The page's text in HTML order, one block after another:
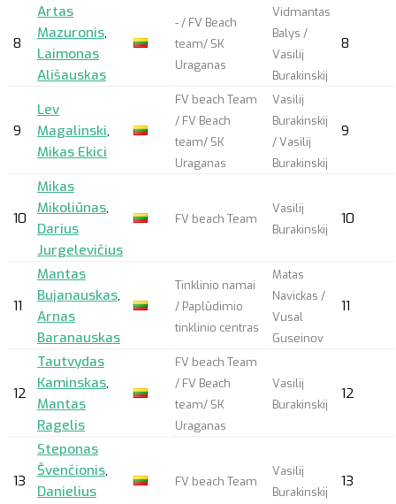
8
Artas
Mazuronis,
Laimonas
Ališauskas
- / FV Beach
team/ SK
Uraganas
Vidmantas
Balys /
Vasilij
Burakinskij
8
9
Lev
Magalinski,
Mikas Ekici
FV beach Team
/ FV Beach
team/ SK
Uraganas
Vasilij
Burakinskij
/ Vasilij
Burakinskij
9
10
Mikas
Mikoliūnas,
Darius
Jurgelevičius
FV beach Team
Vasilij
Burakinskij
10
11
Mantas
Bujanauskas,
Arnas
Baranauskas
Tinklinio namai
/ Paplūdimio
tinklinio centras
Matas
Navickas /
Vusal
Guseinov
11
12
Tautvydas
Kaminskas,
Mantas
Ragelis
FV beach Team
/ FV Beach
team/ SK
Uraganas
Vasilij
Burakinskij
12
13
Steponas
Švenčionis,
Danielius
FV beach Team
Vasilij
Burakinskij
13